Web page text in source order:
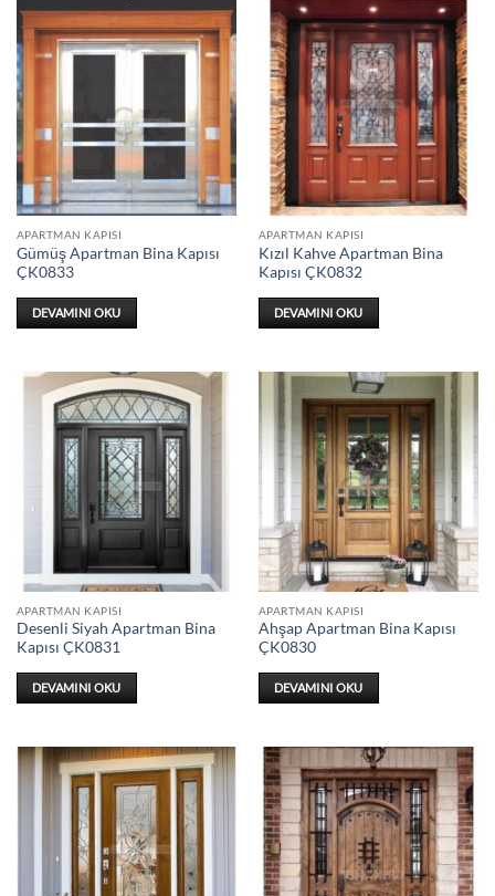
APARTMAN KAPISI
Gümüş Apartman Bina Kapısı
ÇK0833
DEVAMINI OKU
APARTMAN KAPISI
Kızıl Kahve Apartman Bina
Kapısı ÇK0832
DEVAMINI OKU
APARTMAN KAPISI
Desenli Siyah Apartman Bina
Kapısı ÇK0831
DEVAMINI OKU
APARTMAN KAPISI
Ahşap Apartman Bina Kapısı
ÇK0830
DEVAMINI OKU